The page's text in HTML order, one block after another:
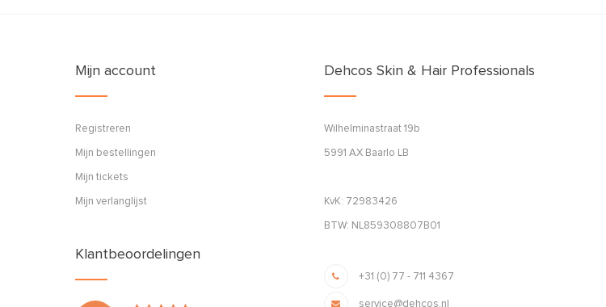
Mijn account
Registreren
Mijn bestellingen
Mijn tickets
Mijn verlanglijst
Klantbeoordelingen
Dehcos Skin & Hair Professionals
Wilhelminastraat 19b
5991 AX Baarlo LB
KvK: 72983426
BTW: NL859308807B01
+31 (0) 77 - 711 4367
service@dehcos.nl